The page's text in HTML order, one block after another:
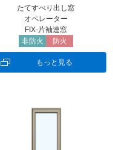
たてすべり出し窓
オペレーター
FIX-片袖連窓
非防火
防火
もっと見る